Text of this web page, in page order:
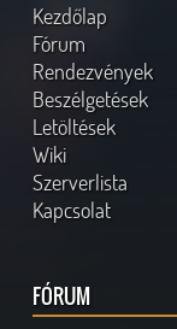
Kezdőlap
Fórum
Rendezvények
Beszélgetések
Letöltések
Wiki
Szerverlista
Kapcsolat
FÓRUM